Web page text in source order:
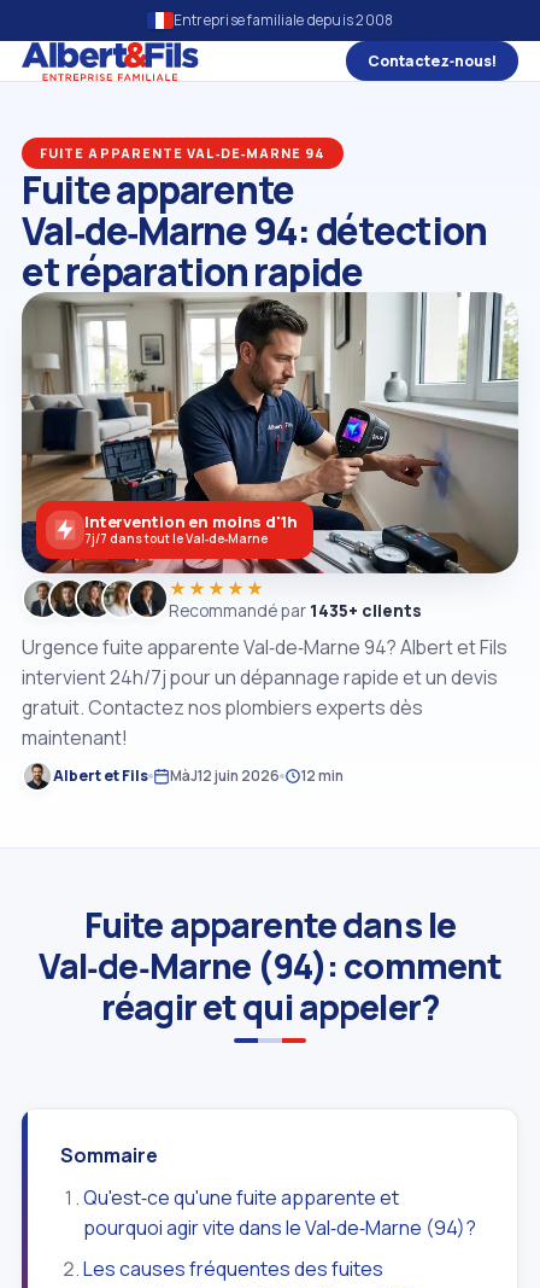
Entreprise familiale depuis 2008
Contactez‑nous!
FUITE APPARENTE VAL‑DE‑MARNE 94
Fuite apparente
Val‑de‑Marne 94: détection
et réparation rapide
Urgence fuite apparente Val‑de‑Marne 94? Albert et Fils
intervient 24h/7j pour un dépannage rapide et un devis
gratuit. Contactez nos plombiers experts dès
maintenant!
Albert et Fils MàJ12 juin 2026 12 min
★★★★★
Recommandé par 1435+ clients
Intervention en moins d'1h
7j/7 dans tout le Val‑de‑Marne
Fuite apparente dans le
Val‑de‑Marne (94): comment
réagir et qui appeler?
Sommaire
Qu'est‑ce qu'une fuite apparente et
pourquoi agir vite dans le Val‑de‑Marne (94)?
Les causes fréquentes des fuites